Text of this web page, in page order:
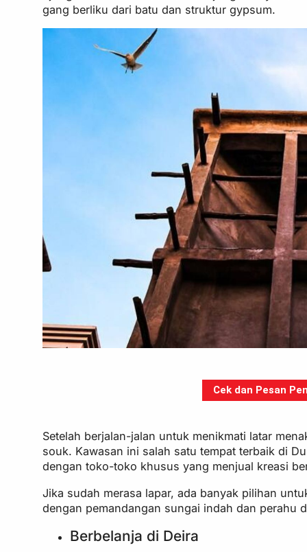
gang berliku dari batu dan struktur gypsum.
Cek dan Pesan
Setelah berjalan-jalan untuk menikmati latar
souk. Kawasan ini salah satu tempat terbaik di
dengan toko-toko khusus yang menjual kreasi
Jika sudah merasa lapar, ada banyak pilihan
dengan pemandangan sungai indah dan perahu
Berbelanja di Deira